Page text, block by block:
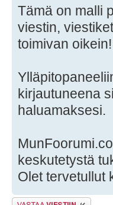
Tämä on malli
viestin,
toimivan oikein!
kirjautuneena
haluamaksesi.
keskutetystä
Olet tervetullut
Lähetä vastaus